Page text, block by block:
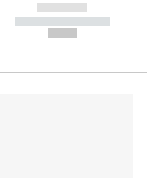
------------
----------- -----------